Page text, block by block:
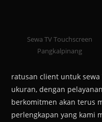
Sewa TV Touchscreen
Pangkalpinang
ratusan client untuk sewa
ukuran, dengan
berkomitmen akan terus
perlengkapan yang kami